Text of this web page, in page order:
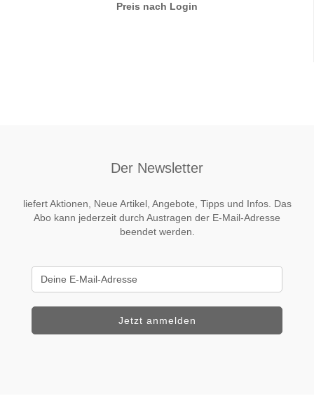
Preis nach Login
Der Newsletter
liefert Aktionen, Neue Artikel, Angebote, Tipps und Infos. Das
Abo kann jederzeit durch Austragen der E-Mail-Adresse
beendet werden.